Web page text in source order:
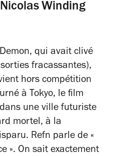
Winding
, qui avait clivé
fracassantes),
hors compétition
à Tokyo, le film
une ville futuriste
mortel, à la
Refn parle de «
». On sait exactement